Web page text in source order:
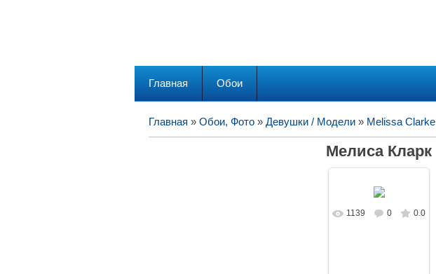
Главная Обои
Главная » Обои, Фото » Девушки / Модели » Melissa Clarke
Мелиса Кларк
В реальном
1139 0 0.0